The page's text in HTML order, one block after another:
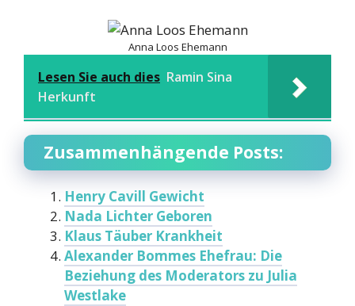
Anna Loos Ehemann
Lesen Sie auch dies Ramin Sina
Herkunft
Zusammenhängende Posts:
Henry Cavill Gewicht
Nada Lichter Geboren
Klaus Täuber Krankheit
Alexander Bommes Ehefrau: Die
Beziehung des Moderators zu Julia
Westlake